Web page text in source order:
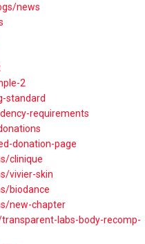
news
2
standard
requirements
donation-page
clinique
vivier-skin
biodance
new-chapter
labs-body-recomp-